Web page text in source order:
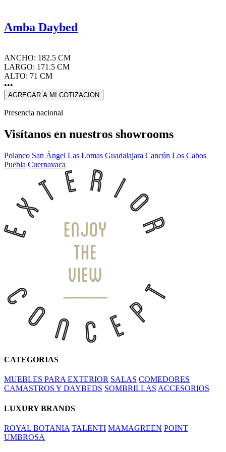
Amba Daybed
ANCHO: 182.5 CM
LARGO: 171.5 CM
ALTO: 71 CM
•••
AGREGAR A MI COTIZACION
Presencia nacional
Visítanos en nuestros showrooms
Polanco San Ángel Las Lomas Guadalajara Cancún Los Cabos
Puebla Cuernavaca
CATEGORIAS
MUEBLES PARA EXTERIOR SALAS COMEDORES
CAMASTROS Y DAYBEDS SOMBRILLAS ACCESORIOS
LUXURY BRANDS
ROYAL BOTANIA TALENTI MAMAGREEN POINT
UMBROSA